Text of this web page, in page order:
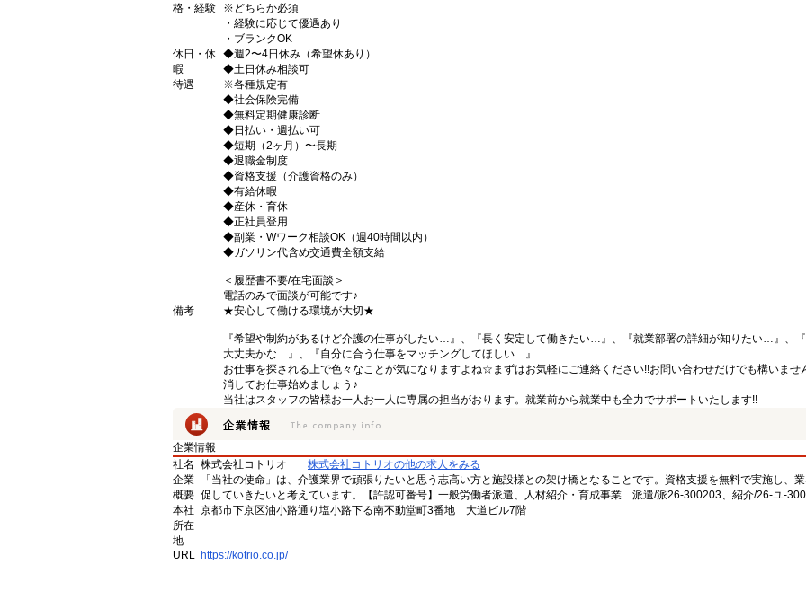
格・経験
※どちらか必須
・経験に応じて優遇あり
・ブランクOK
休日・休
暇
◆週2〜4日休み（希望休あり）
◆土日休み相談可
待遇
※各種規定有
◆社会保険完備
◆無料定期健康診断
◆日払い・週払い可
◆短期（2ヶ月）〜長期
◆退職金制度
◆資格支援（介護資格のみ）
◆有給休暇
◆産休・育休
◆正社員登用
◆副業・Wワーク相談OK（週40時間以内）
◆ガソリン代含め交通費全額支給
＜履歴書不要/在宅面談＞
電話のみで面談が可能です♪
備考
★安心して働ける環境が大切★
『希望や制約があるけど介護の仕事がしたい…』、『長く安定して働きたい…』、『就業部署の詳細が知りたい…』、
大丈夫かな…』、『自分に合う仕事をマッチングしてほしい…』
お仕事を探される上で色々なことが気になりますよね☆まずはお気軽にご連絡ください!!お問い合わせだけでも構いませ
消してお仕事始めましょう♪
当社はスタッフの皆様お一人お一人に専属の担当がおります。就業前から就業中も全力でサポートいたします!!
企業情報
社名
株式会社コトリオ
株式会社コトリオの他の求人をみる
企業
概要
「当社の使命」は、介護業界で頑張りたいと思う志高い方と施設様との架け橋となることです。資格支援を無料で実施し、
促していきたいと考えています。【許認可番号】一般労働者派遣、人材紹介・育成事業 派遣/派26-300203、紹介/26-ユ-
本社
所在
地
京都市下京区油小路通り塩小路下る南不動堂町3番地 大道ビル7階
URL https://kotrio.co.jp/